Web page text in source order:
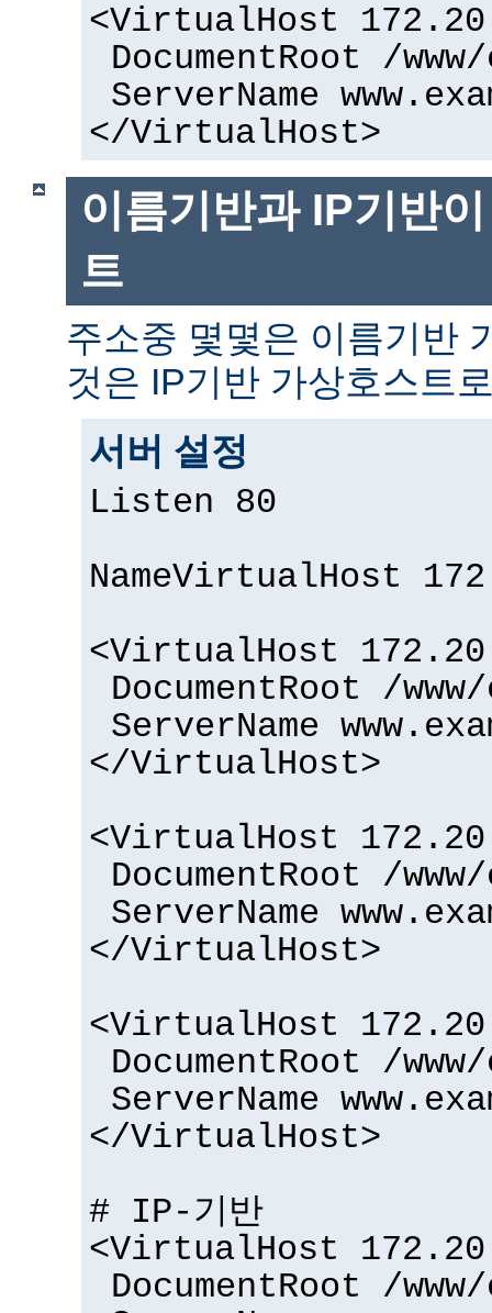
<VirtualHost
DocumentRoot /
ServerName
</VirtualHost>
이름기반과 IP기반
트
주소중 몇몇은 이름기반
것은 IP기반 가상호스트
서버 설정
Listen 80
NameVirtualHost
<VirtualHost
DocumentRoot /
ServerName
</VirtualHost>
<VirtualHost
DocumentRoot /
ServerName
</VirtualHost>
<VirtualHost
DocumentRoot /
ServerName
</VirtualHost>
# IP-기반
<VirtualHost
DocumentRoot /